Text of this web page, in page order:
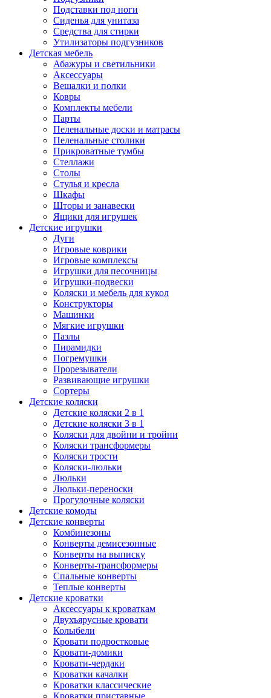
Подставки под ноги
Сиденья для унитаза
Средства для стирки
Утилизаторы подгузников
Детская мебель
Абажуры и светильники
Аксессуары
Вешалки и полки
Ковры
Комплекты мебели
Парты
Пеленальные доски и матрасы
Пеленальные столики
Прикроватные тумбы
Стеллажи
Столы
Стулья и кресла
Шкафы
Шторы и занавески
Ящики для игрушек
Детские игрушки
Дуги
Игровые коврики
Игровые комплексы
Игрушки для песочницы
Игрушки-подвески
Коляски и мебель для кукол
Конструкторы
Машинки
Мягкие игрушки
Пазлы
Пирамидки
Погремушки
Прорезыватели
Развивающие игрушки
Сортеры
Детские коляски
Детские коляски 2 в 1
Детские коляски 3 в 1
Коляски для двойни и тройни
Коляски трансформеры
Коляски трости
Коляски-люльки
Люльки
Люльки-переноски
Прогулочные коляски
Детские комоды
Детские конверты
Комбинезоны
Конверты демисезонные
Конверты на выписку
Конверты-трансформеры
Спальные конверты
Теплые конверты
Детские кроватки
Аксессуары к кроваткам
Двухъярусные кровати
Колыбели
Кровати подростковые
Кровати-домики
Кровати-чердаки
Кроватки качалки
Кроватки классические
Кроватки приставные